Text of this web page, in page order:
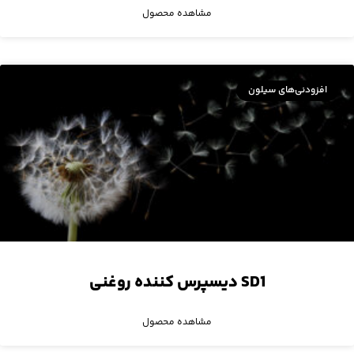
مشاهده محصول
افزودنی‌های سیلون
SD1 دیسپرس کننده‌ روغنی
مشاهده محصول